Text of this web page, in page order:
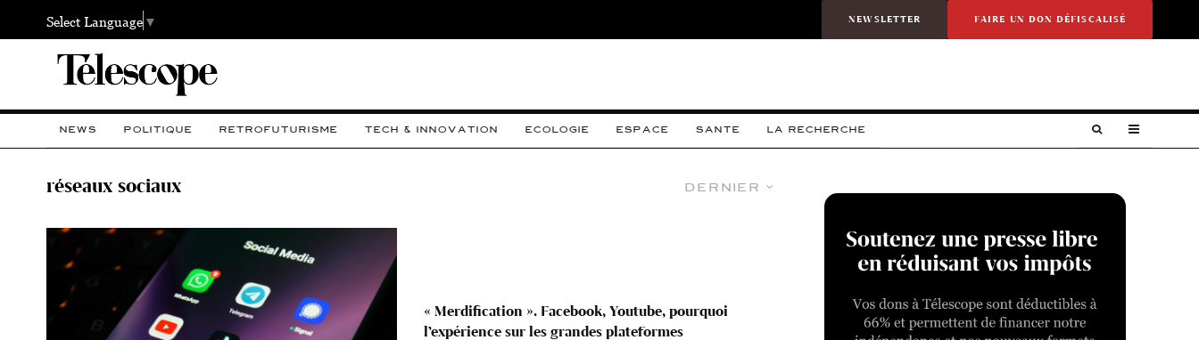
Select Language▼ NEWSLETTER FAIRE UN DON DÉFISCALISÉ
NEWS POLITIQUE RETROFUTURISME TECH & INNOVATION ECOLOGIE ESPACE SANTE LA RECHERCHE
Dernier
réseaux sociaux
« Merdification ». Facebook, Youtube, pourquoi
l’expérience sur les grandes plateformes